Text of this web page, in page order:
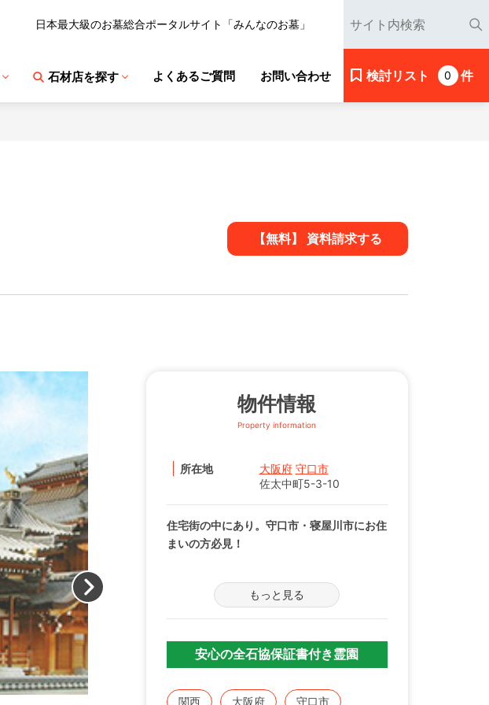
日本最大級のお墓総合ポータルサイト「みんなのお墓」
石材店を探す よくあるご質問 お問い合わせ 検討リスト 0 件
【無料】 資料請求する
物件情報
Property information
所在地 大阪府 守口市
佐太中町5-3-10
住宅街の中にあり。守口市・寝屋川市にお住
まいの方必見！
日本で初の「クリスタルガラス製」のお墓が
あります。
納骨堂は、バリアフリーで車椅子の方もご安
[納骨堂]
250,000～700,000円 永代管理費：
もっと見る
安心の全石協保証書付き霊園
関西 大阪府 守口市